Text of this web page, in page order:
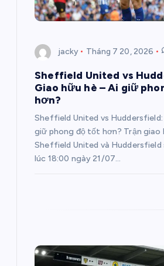
jacky Tháng 7 20, 2026
Sheffield United vs
Giao hữu hè – Ai giữ
hơn?
Sheffield United vs Huddersfield:
giữ phong độ tốt hơn? Trận giao
Sheffield United và Huddersfield
lúc 18:00 ngày 21/07…